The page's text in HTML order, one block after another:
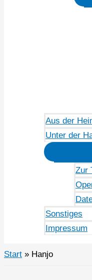
Aus der
Unter der
Zur
Sonstiges
Impressum
Start Hanjo